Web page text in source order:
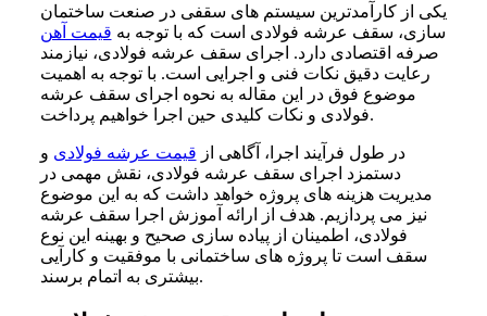
یکی از کارآمدترین سیستم های سقفی در صنعت ساختمان
سازی، سقف عرشه فولادی است که با توجه به قیمت آهن
صرفه اقتصادی دارد. اجرای سقف عرشه فولادی، نیازمند
رعایت دقیق نکات فنی و اجرایی است. با توجه به اهمیت
موضوع فوق در این مقاله به نحوه اجرای سقف عرشه
فولادی و نکات کلیدی حین اجرا خواهیم پرداخت.
در طول فرآیند اجرا، آگاهی از قیمت عرشه فولادی و
دستمزد اجرای سقف عرشه فولادی، نقش مهمی در
مدیریت هزینه های پروژه خواهد داشت که به این موضوع
نیز می پردازیم. هدف از ارائه آموزش اجرا سقف عرشه
فولادی، اطمینان از پیاده سازی صحیح و بهینه این نوع
سقف است تا پروژه های ساختمانی با موفقیت و کارآیی
بیشتری به اتمام برسند.